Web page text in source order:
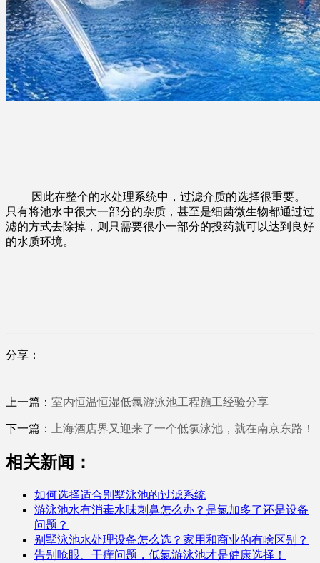
因此在整个的水处理系统中，过滤介质的选择很重要。
只有将池水中很大一部分的杂质，甚至是细菌微生物都通过过
滤的方式去除掉，则只需要很小一部分的投药就可以达到良好
的水质环境。
分享：
上一篇： 室内恒温恒湿低氯游泳池工程施工经验分享
下一篇： 上海酒店界又迎来了一个低氯泳池，就在南京东路！
相关新闻：
如何选择适合别墅泳池的过滤系统
游泳池水有消毒水味刺鼻怎么办？是氯加多了还是设备
问题？
别墅泳池水处理设备怎么选？家用和商业的有啥区别？
告别呛眼、干痒问题，低氯游泳池才是健康选择！